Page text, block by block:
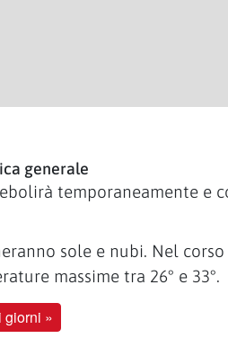
generale
temporaneamente e
sole e nubi. Nel
massime tra 26° e 33°.
giorni »